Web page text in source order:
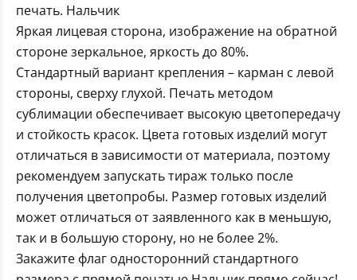
печать. Нальчик
Яркая лицевая сторона, изображение на обратной
стороне зеркальное, яркость до 80%.
Стандартный вариант крепления – карман с левой
стороны, сверху глухой. Печать методом
сублимации обеспечивает высокую цветопередачу
и стойкость красок. Цвета готовых изделий могут
отличаться в зависимости от материала, поэтому
рекомендуем запускать тираж только после
получения цветопробы. Размер готовых изделий
может отличаться от заявленного как в меньшую,
так и в большую сторону, но не более 2%.
Закажите флаг односторонний стандартного